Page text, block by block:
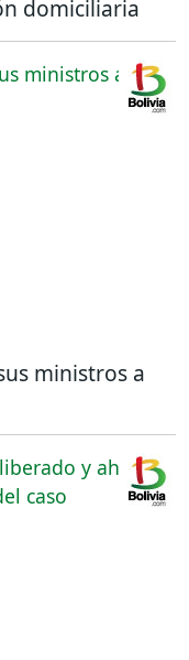
domiciliaria
ministros a